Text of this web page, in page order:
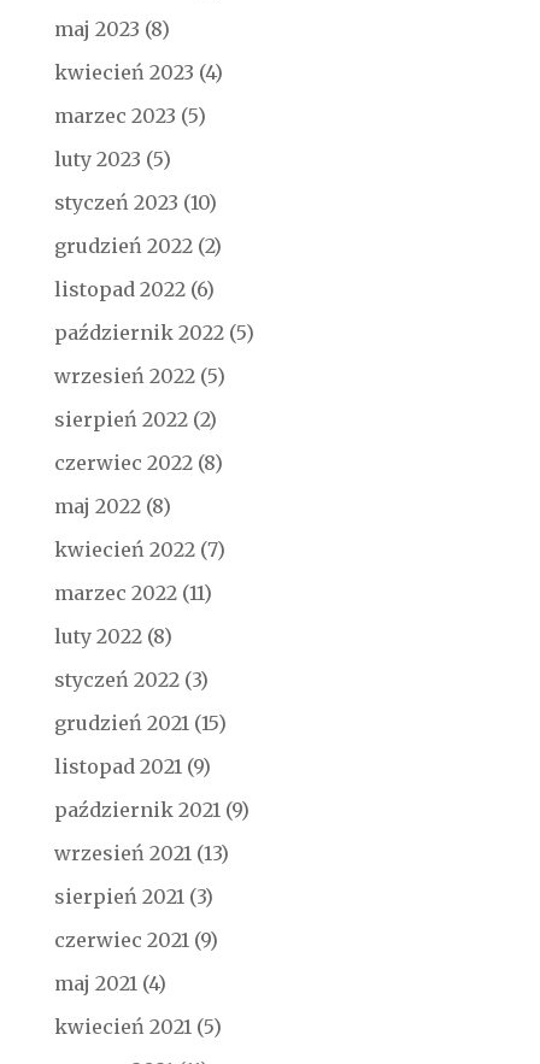
maj 2023 (8)
kwiecień 2023 (4)
marzec 2023 (5)
luty 2023 (5)
styczeń 2023 (10)
grudzień 2022(2)
listopad 2022(6)
październik 2022(5)
wrzesień 2022(5)
sierpień 2022(2)
czerwiec 2022(8)
maj 2022(8)
kwiecień 2022(7)
marzec 2022(11)
luty 2022(8)
styczeń 2022(3)
grudzień 2021 (15)
listopad 2021 (9)
październik 2021 (9)
wrzesień 2021 (13)
sierpień 2021 (3)
czerwiec 2021 (9)
maj 2021 (4)
kwiecień 2021 (5)